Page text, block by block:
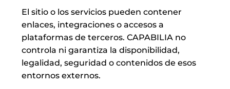
El sitio o los servicios pueden contener
enlaces, integraciones o accesos a
plataformas de terceros. CAPABILIA no
controla ni garantiza la disponibilidad,
legalidad, seguridad o contenidos de esos
entornos externos.